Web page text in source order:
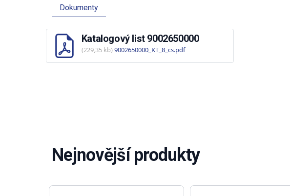
Dokumenty
Katalogový list 9002650000
(229,35 kb)9002650000_KT_8_cs.pdf
Nejnovější produkty